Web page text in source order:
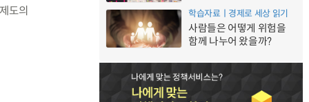
도의 학습자료ㅣ경제로 세상 읽기
사람들은 어떻게 위험을
함께 나누어 왔을까?